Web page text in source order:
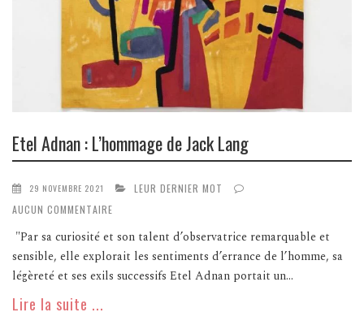
Etel Adnan : L’hommage de Jack Lang
29 NOVEMBRE 2021
LEUR DERNIER MOT
AUCUN COMMENTAIRE
"Par sa curiosité et son talent d’observatrice remarquable et
sensible, elle explorait les sentiments d’errance de l’homme, sa
légèreté et ses exils successifs Etel Adnan portait un...
Lire la suite ...